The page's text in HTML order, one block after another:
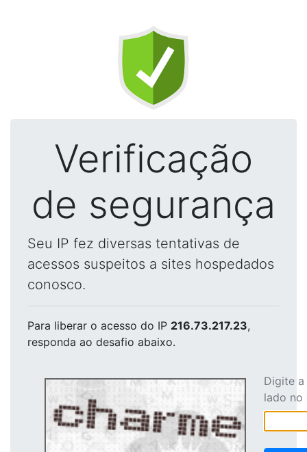
Verificação
de segurança
Seu IP fez diversas tentativas de
acessos suspeitos a sites hospedados
conosco.
Para liberar o acesso do IP 216.73.217.23,
responda ao desafio abaixo.
Digite
lado no